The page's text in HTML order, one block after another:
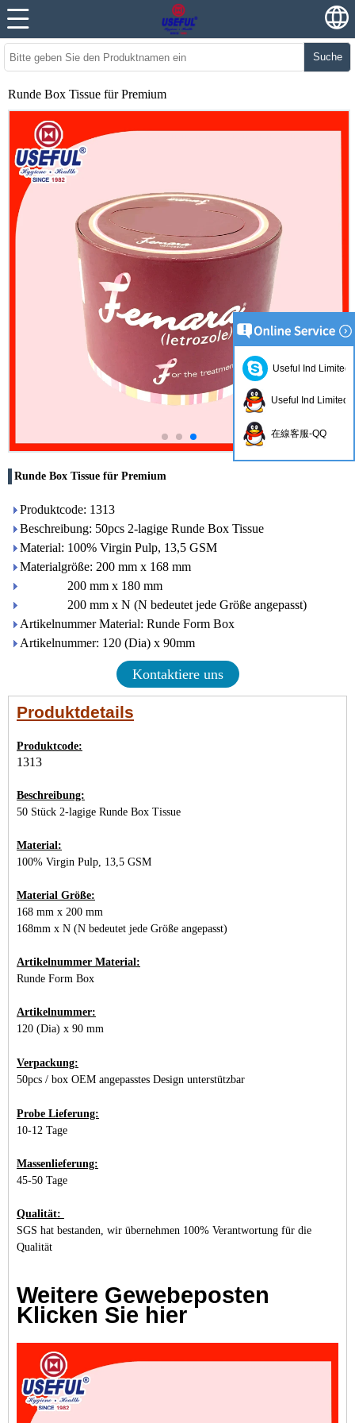
Suche
Runde Box Tissue für Premium
Runde Box Tissue für Premium
Produktcode: 1313
Beschreibung: 50pcs 2-lagige Runde Box Tissue
Material: 100% Virgin Pulp, 13,5 GSM
Materialgröße: 200 mm x 168 mm
200 mm x 180 mm
200 mm x N (N bedeutet jede Größe angepasst)
Artikelnummer Material: Runde Form Box
Artikelnummer: 120 (Dia) x 90mm
Kontaktiere uns
Produktdetails
Produktcode:
1313
Beschreibung:
50 Stück 2-lagige Runde Box Tissue
Material:
100% Virgin Pulp, 13,5 GSM
Material Größe:
168 mm x 200 mm
168mm x N (N bedeutet jede Größe angepasst)
Artikelnummer Material:
Runde Form Box
Artikelnummer:
120 (Dia) x 90 mm
Verpackung:
50pcs / box OEM angepasstes Design unterstützbar
Probe Lieferung:
10-12 Tage
Massenlieferung:
45-50 Tage
Qualität:
SGS hat bestanden, wir übernehmen 100% Verantwortung für die
Qualität
Weitere Gewebeposten
Klicken Sie hier
Useful Ind Limited
Useful Ind Limited
在線客服-QQ